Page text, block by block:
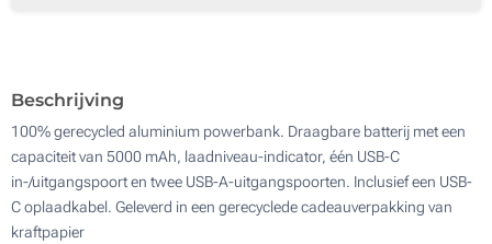
Beschrijving
100% gerecycled aluminium powerbank. Draagbare batterij met een
capaciteit van 5000 mAh, laadniveau-indicator, één USB-C
in-/uitgangspoort en twee USB-A-uitgangspoorten. Inclusief een USB-
C oplaadkabel. Geleverd in een gerecyclede cadeauverpakking van
kraftpapier